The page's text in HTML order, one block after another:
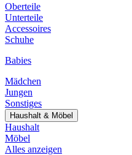
Oberteile
Unterteile
Accessoires
Schuhe
Babies
Mädchen
Jungen
Sonstiges
Haushalt & Möbel
Haushalt
Möbel
Alles anzeigen